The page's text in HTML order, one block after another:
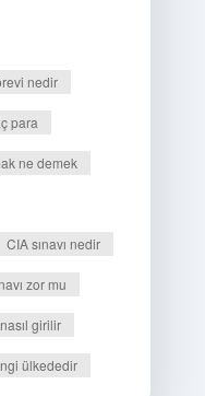
nedir
para
ne demek
CIA sınavı nedir
zor mu
girilir
ülkededir